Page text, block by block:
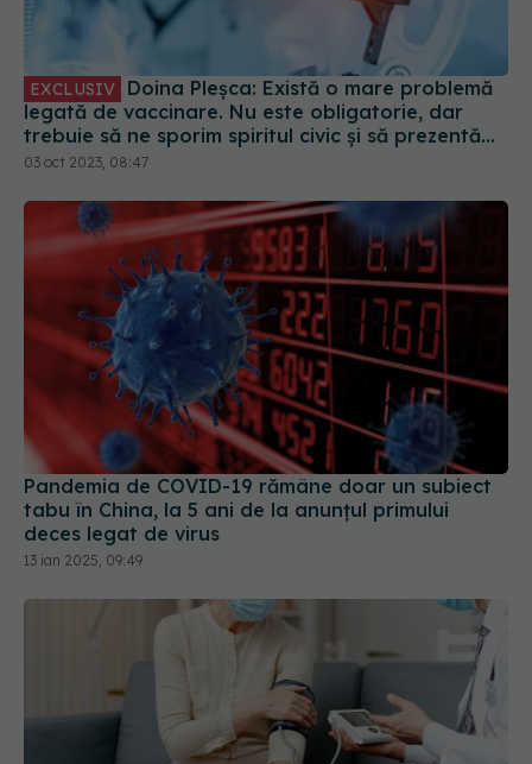
EXCLUSIV
legată de vaccinare. Nu este obligatorie, dar
trebuie să ne sporim spiritul civic și să prezentăm
corect minusurile și plusurile fiecărui vaccin
03 oct 2023, 08:47
Pandemia de COVID-19 rămâne doar un subiect
tabu în China, la 5 ani de la anunțul primului
deces legat de virus
13 ian 2025, 09:49